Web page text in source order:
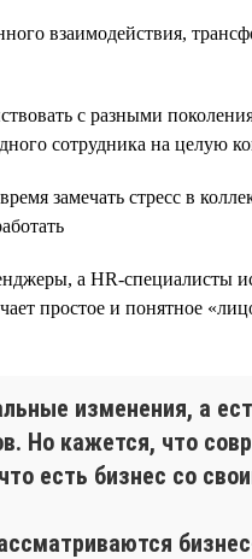
взаимодействия,
с разными
сотрудника на целую
замечать стресс в
а HR-специалисты
простое и понятное
изменения, а
Но кажется, что
есть бизнес со